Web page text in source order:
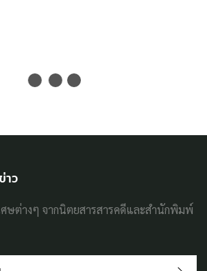
ว
ษต่างๆ จากนิตยสารสารคดีและสำนักพิมพ์